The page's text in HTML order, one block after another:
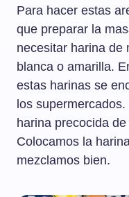
Para hacer estas
que preparar la
necesitar harina de
blanca o amarilla.
estas harinas se
los
harina precocida
Colocamos la
mezclamos bien.